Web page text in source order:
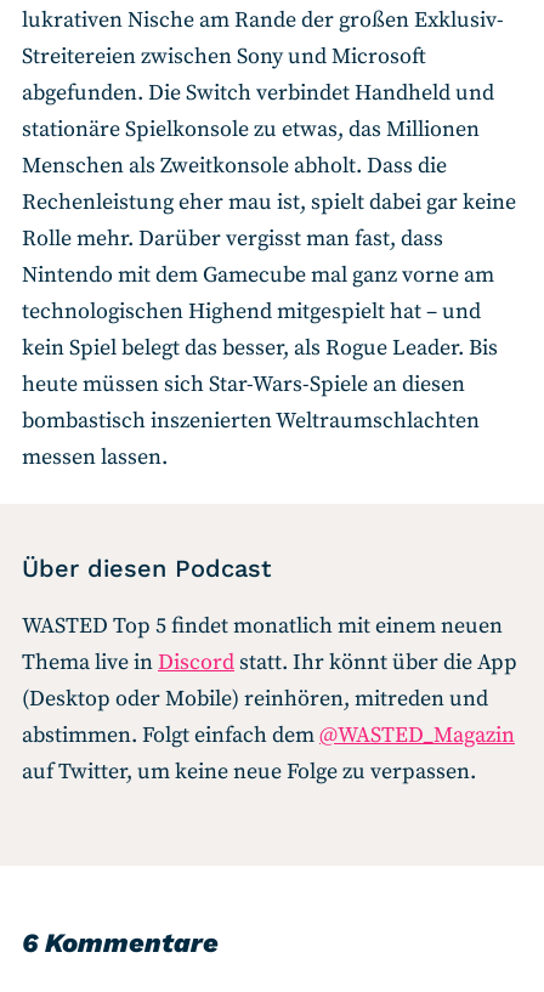
lukrativen Nische am Rande der großen Exklusiv-
Streitereien zwischen Sony und Microsoft
abgefunden. Die Switch verbindet Handheld und
stationäre Spielkonsole zu etwas, das Millionen
Menschen als Zweitkonsole abholt. Dass die
Rechenleistung eher mau ist, spielt dabei gar keine
Rolle mehr. Darüber vergisst man fast, dass
Nintendo mit dem Gamecube mal ganz vorne am
technologischen Highend mitgespielt hat – und
kein Spiel belegt das besser, als Rogue Leader. Bis
heute müssen sich Star-Wars-Spiele an diesen
bombastisch inszenierten Weltraumschlachten
messen lassen.
Über diesen Podcast
WASTED Top 5 findet monatlich mit einem neuen
Thema live inDiscordstatt. Ihr könnt über die App
(Desktop oder Mobile) reinhören, mitreden und
abstimmen. Folgt einfach dem@WASTED_Magazin
auf Twitter, um keine neue Folge zu verpassen.
6 Kommentare